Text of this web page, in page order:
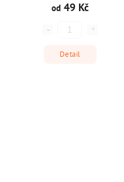
od49 Kč
Detail